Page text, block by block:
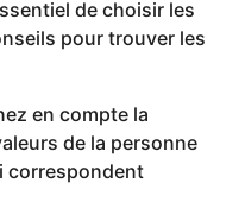
de choisir les
pour trouver les
en compte la
de la personne
correspondent